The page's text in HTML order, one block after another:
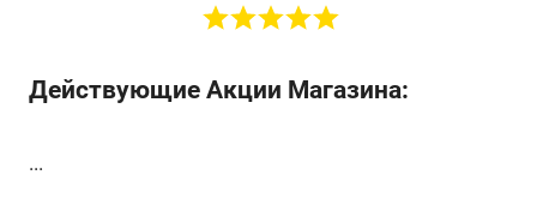
Действующие Акции Магазина:
...